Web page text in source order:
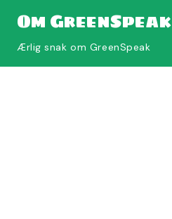
Om GreenSpeak
Ærlig snak om GreenSpeak